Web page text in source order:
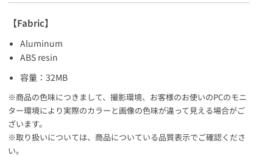
【Fabric】
Aluminum
ABS resin
容量：32MB
※商品の色味につきまして、撮影環境、お客様のお使いのPCのモニ
ター環境により実際のカラーと画像の色味が違って見える場合がご
ざいます。
※取り扱いについては、商品についている品質表示でご確認くださ
い。